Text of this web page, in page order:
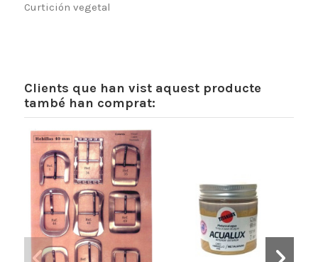
Curtición vegetal
Clients que han vist aquest producte
també han comprat: